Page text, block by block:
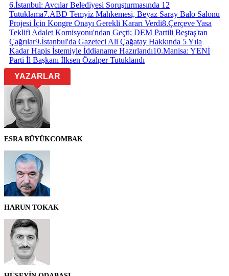
6.İstanbul: Avcılar Belediyesi Soruşturmasında 12
Tutuklama7.ABD Temyiz Mahkemesi, Beyaz Saray Balo Salonu
Projesi İçin Kongre Onayı Gerekli Kararı Verdi8.Çerçeve Yasa
Teklifi Adalet Komisyonu'ndan Geçti; DEM Partili Beştaş'tan
Çağrılar9.İstanbul'da Gazeteci Ali Çağatay Hakkında 5 Yıla
Kadar Hapis İstemiyle İddianame Hazırlandı10.Manisa: YENİ
Parti İl Başkanı İlksen Özalper Tutuklandı
YAZARLAR
ESRA BÜYÜKCOMBAK
HARUN TOKAK